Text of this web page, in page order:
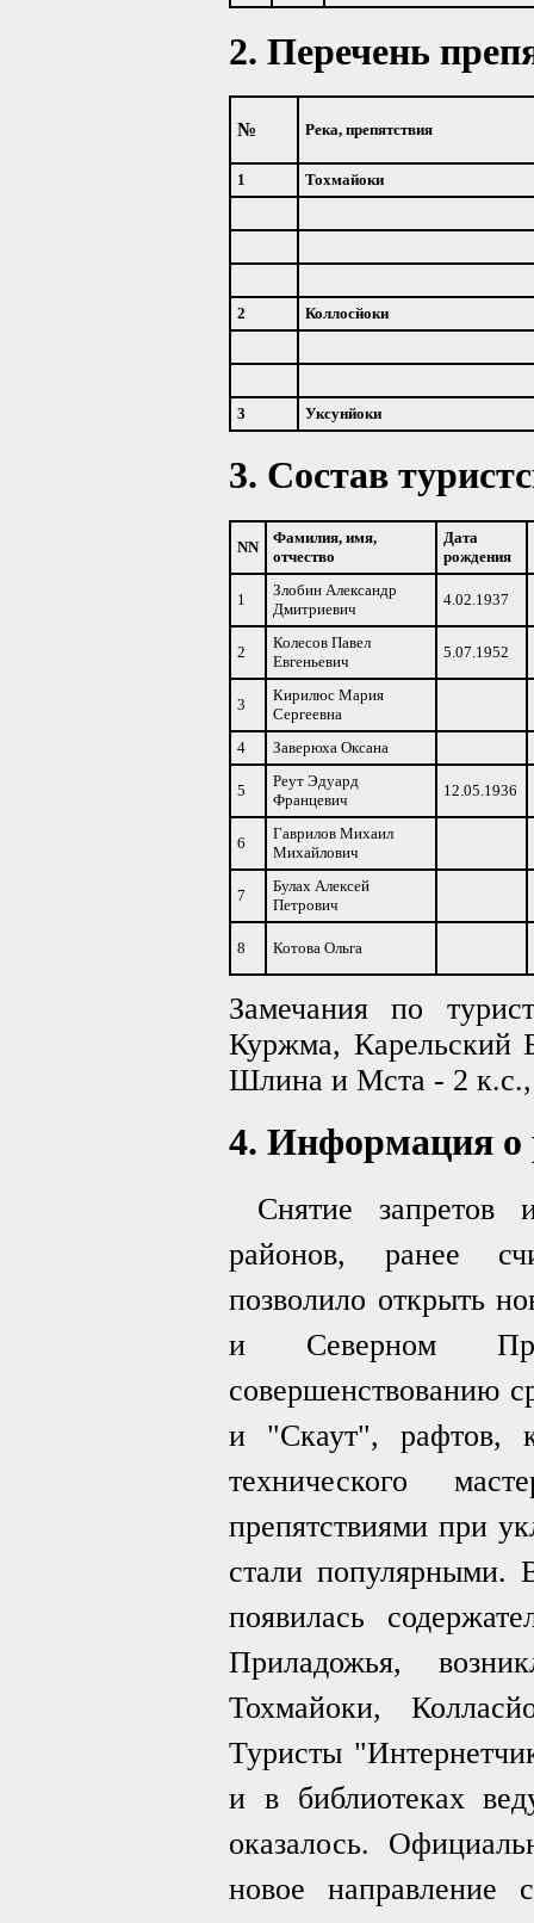
2. Перечень
№ Река, препятствия
1 Тохмайоки
2 Коллосйоки
3 Уксунйоки
3. Состав
NN
Фамилия, имя,
отчество
Дата
рождения
1
Злобин Александр
Дмитриевич
4.02.1937
2
Колесов Павел
Евгеньевич
5.07.1952
3
Кирилюс Мария
Сергеевна
4
Заверюха Оксана
5
Реут Эдуард
Францевич
12.05.1936
6
Гаврилов Михаил
Михайлович
7
Булах Алексей
Петрович
8 Котова Ольга
Замечания по
Куржма, Карельский
Шлина и Мста - 2
4. Информация о
Снятие запретов
районов, ранее
позволило открыть
и Северном
совершенствованию
и "Скаут", рафтов,
технического
препятствиями при
стали популярными.
появилась
Приладожья,
Тохмайоки,
Туристы
и в библиотеках
оказалось.
новое направление